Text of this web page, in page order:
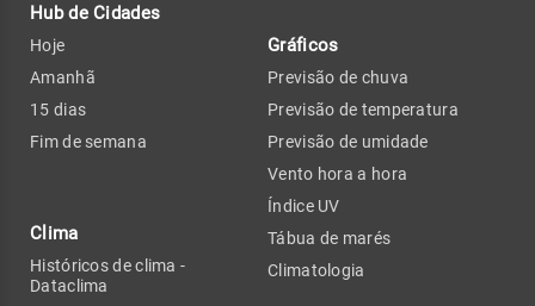
Hub de Cidades
Hoje
Amanhã
15 dias
Fim de semana
Clima
Históricos de clima -
Dataclima
Gráficos
Previsão de chuva
Previsão de temperatura
Previsão de umidade
Vento hora a hora
Índice UV
Tábua de marés
Climatologia